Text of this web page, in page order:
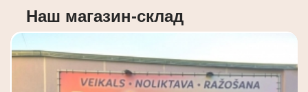
Наш магазин-склад